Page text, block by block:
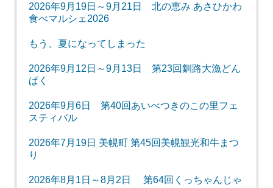
2026年9月19日～9月21日 北の恵み あさひかわ
食べマルシェ2026
もう、夏になってしまった
2026年9月12日～9月13日 第23回釧路大漁どん
ぱく
2026年9月6日 第40回あいべつきのこの里フェ
スティバル
2026年7月19日 美幌町 第45回美幌観光和牛まつ
り
2026年8月1日～8月2日 第64回くっちゃんじゃ